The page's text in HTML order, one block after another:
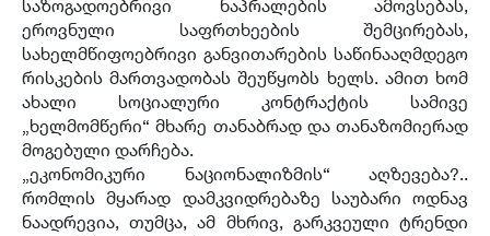
საზოგადოებრივი ნაპრალების ამოვსებას,
ეროვნული საფრთხეების შემცირებას,
სახელმწიფოებრივი განვითარების საწინააღმდეგო
რისკების მართვადობას შეუწყობს ხელს. ამით ხომ
ახალი სოციალური კონტრაქტის სამივე
„ხელმომწერი“ მხარე თანაბრად და თანაზომიერად
მოგებული დარჩება.
„ეკონომიკური ნაციონალიზმის“ აღზევება?..
რომლის მყარად დამკვიდრებაზე საუბარი ოდნავ
ნაადრევია, თუმცა, ამ მხრივ, გარკვეული ტრენდი